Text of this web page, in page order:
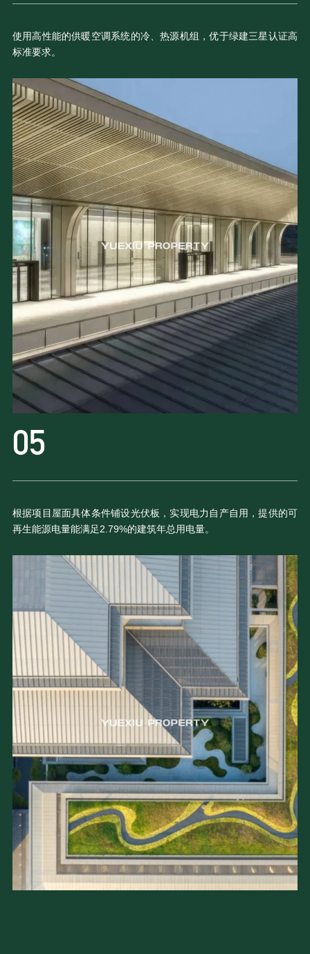
使用高性能的供暖空调系统的冷、热源机组，优于绿建三星认证高
标准要求。
根据项目屋面具体条件铺设光伏板，实现电力自产自用，提供的可
再生能源电量能满足2.79%的建筑年总用电量。